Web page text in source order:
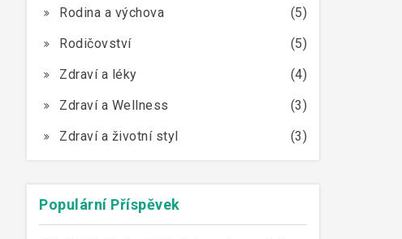
Rodina a výchova
(5)
Rodičovství
(5)
Zdraví a léky
(4)
Zdraví a Wellness
(3)
Zdraví a životní styl
(3)
Populární Příspěvek